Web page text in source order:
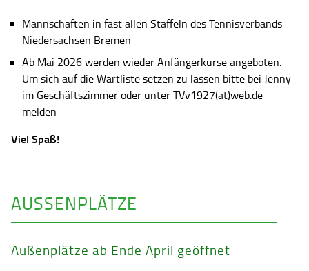
Mannschaften in fast allen Staffeln des Tennisverbands
Niedersachsen Bremen
Ab Mai 2026 werden wieder Anfängerkurse angeboten.
Um sich auf die Wartliste setzen zu lassen bitte bei Jenny
im Geschäftszimmer oder unter TVv1927(at)web.de
melden
Viel Spaß!
AUSSENPLÄTZE
Außenplätze ab Ende April geöffnet